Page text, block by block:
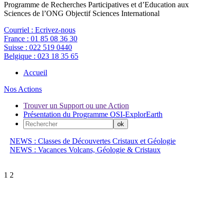
Programme de Recherches Participatives et d’Education aux
Sciences de l’ONG Objectif Sciences International
Courriel : Ecrivez-nous
France : 01 85 08 36 30
Suisse : 022 519 0440
Belgique : 023 18 35 65
Accueil
Nos Actions
Trouver un Support ou une Action
Présentation du Programme OSI-ExplorEarth
NEWS : Classes de Découvertes Cristaux et Géologie
NEWS : Vacances Volcans, Géologie & Cristaux
1 2